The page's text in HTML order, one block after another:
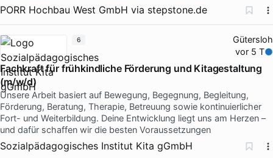
PORR Hochbau West GmbH via stepstone.de
Gütersloh
vor 5 T
Fachkraft für frühkindliche Förderung und Kitagestaltung
(m/w/d)
Unsere Arbeit basiert auf Bewegung, Begegnung, Begleitung,
Förderung, Beratung, Therapie, Betreuung sowie kontinuierlicher
Fort- und Weiterbildung. Deine Entwicklung liegt uns am Herzen –
und dafür schaffen wir die besten Voraussetzungen
Sozialpädagogisches Institut Kita gGmbH
6